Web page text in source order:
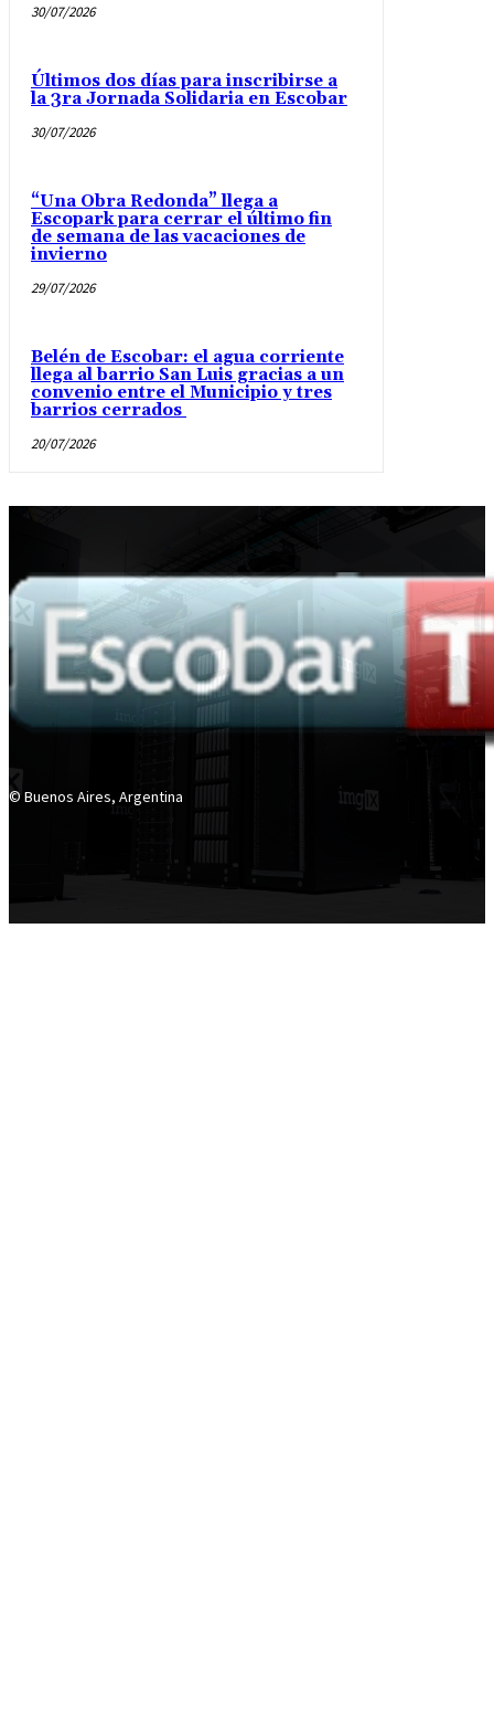
30/07/2026
Últimos dos días para inscribirse a
la 3ra Jornada Solidaria en Escobar
30/07/2026
“Una Obra Redonda” llega a
Escopark para cerrar el último fin
de semana de las vacaciones de
invierno
29/07/2026
Belén de Escobar: el agua corriente
llega al barrio San Luis gracias a un
convenio entre el Municipio y tres
barrios cerrados
20/07/2026
© Buenos Aires, Argentina